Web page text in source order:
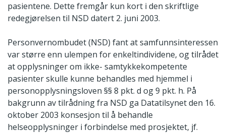
pasientene. Dette fremgår kun kort i den skriftlige
redegjørelsen til NSD datert 2. juni 2003.
Personvernombudet (NSD) fant at samfunnsinteressen
var større enn ulempen for enkeltindividene, og tilrådet
at opplysninger om ikke- samtykkekompetente
pasienter skulle kunne behandles med hjemmel i
personopplysningsloven §§ 8 pkt. d og 9 pkt. h. På
bakgrunn av tilrådning fra NSD ga Datatilsynet den 16.
oktober 2003 konsesjon til å behandle
helseopplysninger i forbindelse med prosjektet, jf.